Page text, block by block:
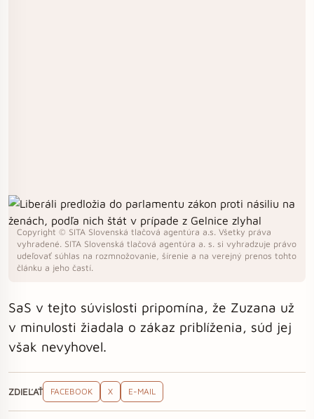
Copyright © SITA Slovenská tlačová agentúra a.s. Všetky práva
vyhradené. SITA Slovenská tlačová agentúra a. s. si vyhradzuje právo
udeľovať súhlas na rozmnožovanie, šírenie a na verejný prenos tohto
článku a jeho častí.
SaS v tejto súvislosti pripomína, že Zuzana už
v minulosti žiadala o zákaz priblíženia, súd jej
však nevyhovel.
ZDIEĽAŤ FACEBOOK X E-MAIL